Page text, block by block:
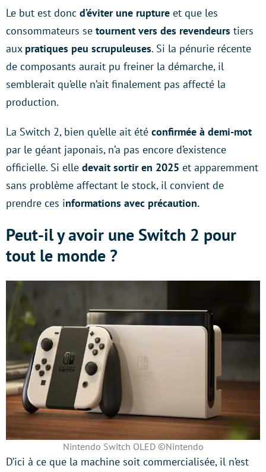
Le but est donc d’éviter une rupture et que les
consommateurs se tournent vers des revendeurs tiers
aux pratiques peu scrupuleuses. Si la pénurie récente
de composants aurait pu freiner la démarche, il
semblerait qu’elle n’ait finalement pas affecté la
production.
La Switch 2, bien qu’elle ait été confirmée à demi-mot
par le géant japonais, n’a pas encore d’existence
officielle. Si elle devait sortir en 2025 et apparemment
sans problème affectant le stock, il convient de
prendre ces informations avec précaution.
Peut-il y avoir une Switch 2 pour
tout le monde ?
Nintendo Switch OLED ©Nintendo
D’ici à ce que la machine soit commercialisée, il n’est